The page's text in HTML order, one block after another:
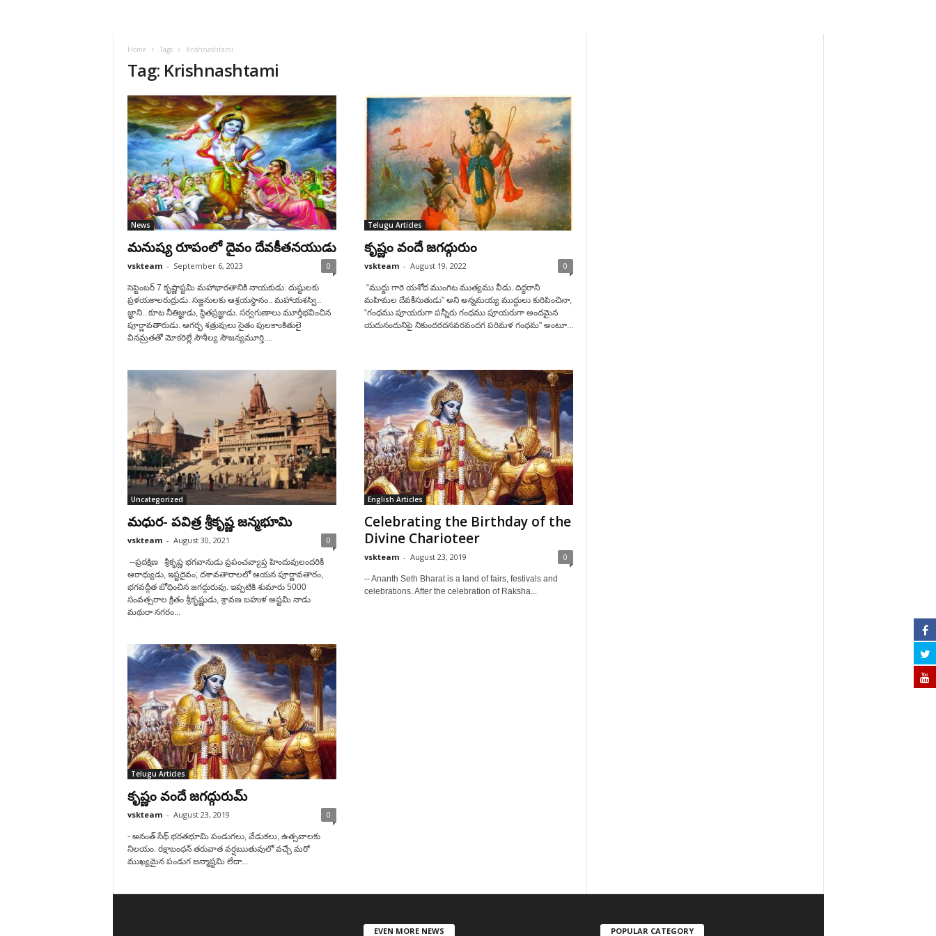
Home Tags Krishnashtami
Tag: Krishnashtami
News
మనుష్య రూపంలో దైవం దేవకీతనయుడు
vskteam - September 6, 2023 0
సెప్టెంబర్‌ 7 ‌కృష్ణాష్టమి మహాభారతానికి నాయకుడు. దుష్టులకు
ప్రళయకాలరుద్రుడు. సజ్జనులకు ఆశ్రయస్థానం.. మహాయశస్వి..
జ్ఞాని.. కూట నీతిజ్ఞుడు, స్థితప్రజ్ఞుడు. సర్వగుణాలు మూర్తీభవించిన
పూర్ణావతారుడు. ఆగర్భ శత్రువులు సైతం పులకాంకితులై
వినమ్రతతో మోకరిల్లే సౌశీల్య సౌజన్యమూర్తి....
Telugu Articles
కృష్ణం వందే జగద్గురుం
vskteam - August 19, 2022 0
“ముద్దు గారె యశోద ముంగిట ముత్యము వీడు. దిద్దరాని
మహిమల దేవకీసుతుడు” అని అన్నమయ్య ముద్దులు కురిపించినా,
“గంధము పూయరుగా పన్నీరు గంధము పూయరుగా అందమైన
యదునందునిపై నికుందరదనవరవందగ పరిమళ గంధమ" అంటూ...
Uncategorized
మధుర- పవిత్ర శ్రీకృష్ణ జన్మభూమి
vskteam - August 30, 2021 0
--ప్రదక్షిణ శ్రీకృష్ణ భగవానుడు ప్రపంచవ్యాప్త హిందువులందరికీ
ఆరాధ్యుడు, ఇష్టదైవం; దశావతారాలలో ఆయన పూర్ణావతారం,
భగవద్గీత బోధించిన జగద్గురువు. ఇప్పటికి శుమారు 5000
సంవత్సరాల క్రితం శ్రీకృష్ణుడు, శ్రావణ బహుళ అష్టమి నాడు
మథురా నగరం...
English Articles
Celebrating the Birthday of the
Divine Charioteer
vskteam - August 23, 2019 0
-- Ananth Seth Bharat is a land of fairs, festivals and
celebrations. After the celebration of Raksha...
Telugu Articles
కృష్ణం వందే జగద్గురుమ్
vskteam - August 23, 2019 0
- అనంత్ సేథ్ భరతభూమి పండుగలు, వేడుకలు, ఉత్సవాలకు
నిలయం. రక్షాబంధన్ తరువాత వర్షఋతువులో వచ్చే మరో
ముఖ్యమైన పండుగ జన్మాష్టమి లేదా...
EVEN MORE NEWS POPULAR CATEGORY